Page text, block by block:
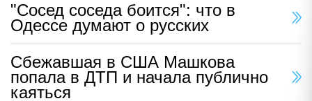
"Сосед соседа боится": что в
Одессе думают о русских
Сбежавшая в США Машкова
попала в ДТП и начала публично
каяться